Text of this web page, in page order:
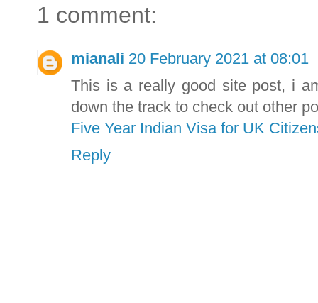
1 comment:
mianali 20 February 2021 at 08:01
This is a really good site post, i
down the track to check out other
Five Year Indian Visa for UK
Reply